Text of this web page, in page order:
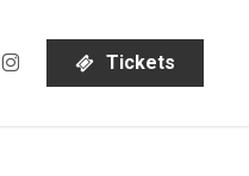
instagram Tickets